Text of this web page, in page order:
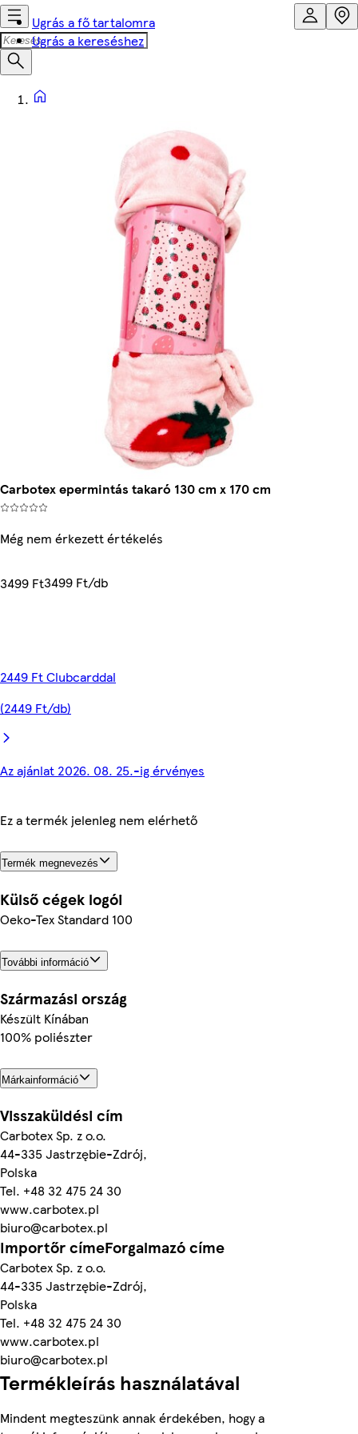
Ugrás a fő tartalomra
Ugrás a kereséshez
Carbotex epermintás takaró 130 cm x 170 cm
Még nem érkezett értékelés
3499 Ft3499 Ft/db
2449 Ft Clubcarddal
(2449 Ft/db)
Az ajánlat 2026. 08. 25.-ig érvényes
Ez a termék jelenleg nem elérhető
Termék megnevezés
Külső cégek logói
Oeko-Tex Standard 100
További információ
Származási ország
Készült Kínában
100% poliészter
Márkainformáció
Visszaküldési cím
Carbotex Sp. z o.o.
44-335 Jastrzębie-Zdrój,
Polska
Tel. +48 32 475 24 30
www.carbotex.pl
biuro@carbotex.pl
Importőr címeForgalmazó címe
Carbotex Sp. z o.o.
44-335 Jastrzębie-Zdrój,
Polska
Tel. +48 32 475 24 30
www.carbotex.pl
biuro@carbotex.pl
Termékleírás használatával
Mindent megteszünk annak érdekében, hogy a